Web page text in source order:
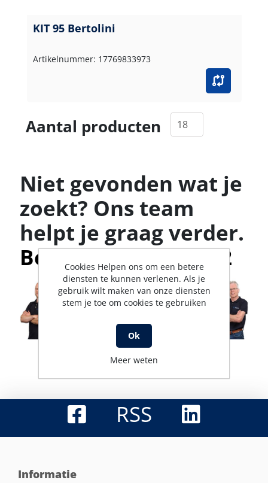
KIT 95 Bertolini
Artikelnummer: 17769833973
Aantal producten
Niet gevonden wat je
zoekt? Ons team
helpt je graag verder.
Bel met 0316-523142
RSS
Informatie
Cookies Helpen ons om een betere
diensten te kunnen verlenen. Als je
gebruik wilt maken van onze diensten
stem je toe om cookies te gebruiken
Ok
Meer weten